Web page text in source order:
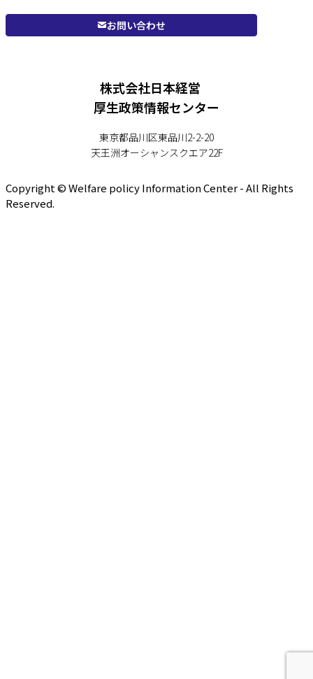
お問い合わせ
株式会社日本経営
厚生政策情報センター
東京都品川区東品川2-2-20
天王洲オーシャンスクエア22F
Copyright © Welfare policy Information Center - All Rights
Reserved.